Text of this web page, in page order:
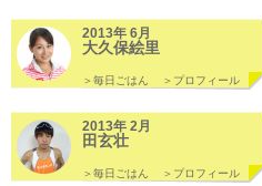
2013年 6月
大久保絵里
＞毎日ごはん ＞プロフィール
2013年 2月
田玄壮
＞毎日ごはん ＞プロフィール